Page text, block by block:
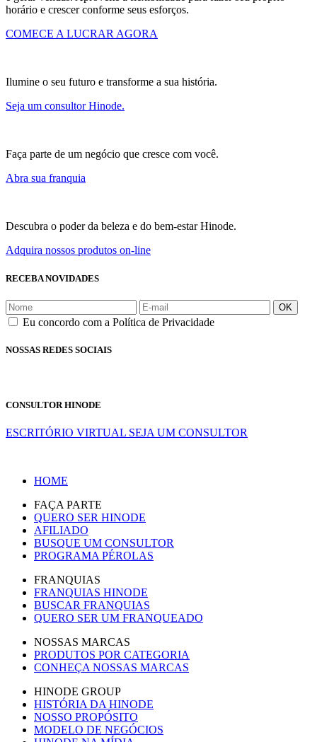
horário e crescer conforme seus esforços.
COMECE A LUCRAR AGORA
Ilumine o seu futuro e transforme a sua história.
Seja um consultor Hinode.
Faça parte de um negócio que cresce com você.
Abra sua franquia
Descubra o poder da beleza e do bem-estar Hinode.
Adquira nossos produtos on-line
RECEBA NOVIDADES
OK
Eu concordo com a Política de Privacidade
NOSSAS REDES SOCIAIS
CONSULTOR HINODE
ESCRITÓRIO VIRTUAL SEJA UM CONSULTOR
HOME
FAÇA PARTE
QUERO SER HINODE
AFILIADO
BUSQUE UM CONSULTOR
PROGRAMA PÉROLAS
FRANQUIAS
FRANQUIAS HINODE
BUSCAR FRANQUIAS
QUERO SER UM FRANQUEADO
NOSSAS MARCAS
PRODUTOS POR CATEGORIA
CONHEÇA NOSSAS MARCAS
HINODE GROUP
HISTÓRIA DA HINODE
NOSSO PROPÓSITO
MODELO DE NEGÓCIOS